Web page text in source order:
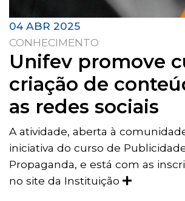
04 ABR 2025
CONHECIMENTO
Unifev promove
criação de
as redes sociais
A atividade, aberta à
iniciativa do curso de
Propaganda, e está com as
no site da Instituição